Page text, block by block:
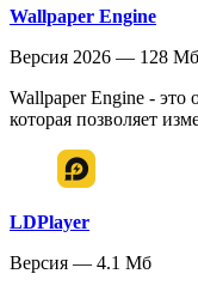
Wallpaper Engine
Версия 2026 — 128 Мб
Wallpaper Engine -
которая позволяет
LDPlayer
Версия — 4.1 Мб